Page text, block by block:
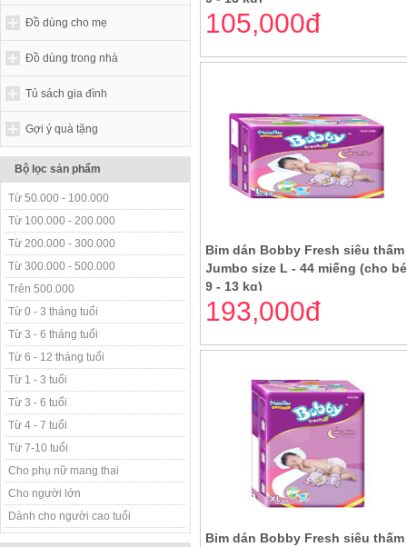
Đồ dùng cho mẹ
Đồ dùng trong nhà
Tủ sách gia đình
Gợi ý quà tặng
Bộ lọc sản phẩm
Từ 50.000 - 100.000
Từ 100.000 - 200.000
Từ 200.000 - 300.000
Từ 300.000 - 500.000
Trên 500.000
Từ 0 - 3 tháng tuổi
Từ 3 - 6 tháng tuổi
Từ 6 - 12 tháng tuổi
Từ 1 - 3 tuổi
Từ 3 - 6 tuổi
Từ 4 - 7 tuổi
Từ 7-10 tuổi
Cho phụ nữ mang thai
Cho người lớn
Dành cho người cao tuổi
105,000đ
Bỉm dán Bobby Fresh siêu thấm
Jumbo size L - 44 miếng (cho bé
9 - 13 kg)
193,000đ
Bỉm dán Bobby Fresh siêu thấm